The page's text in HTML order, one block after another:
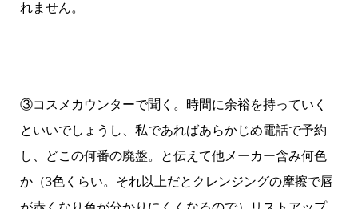
れません。
③コスメカウンターで聞く。時間に余裕を持っていく
といいでしょうし、私であればあらかじめ電話で予約
し、どこの何番の廃盤。と伝えて他メーカー含み何色
か（3色くらい。それ以上だとクレンジングの摩擦で唇